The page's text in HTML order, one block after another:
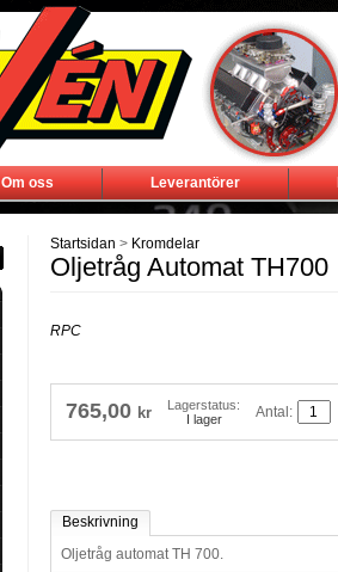
Om oss Leverantörer
Startsidan > Kromdelar
Oljetråg Automat TH700
RPC
765,00 kr
Lagerstatus:
I lager
Antal:
Beskrivning
Oljetråg automat TH 700.